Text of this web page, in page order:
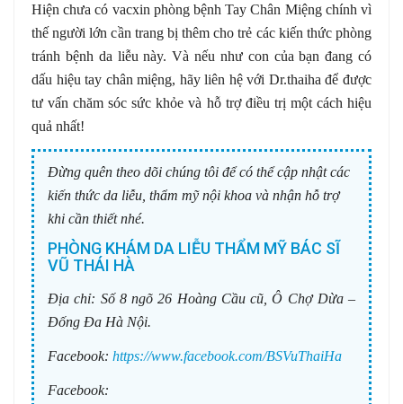
Hiện chưa có vacxin phòng bệnh Tay Chân Miệng chính vì
thế người lớn cần trang bị thêm cho trẻ các kiến thức phòng
tránh bệnh da liễu này. Và nếu như con của bạn đang có
dấu hiệu tay chân miệng, hãy liên hệ với Dr.thaiha để được
tư vấn chăm sóc sức khỏe và hỗ trợ điều trị một cách hiệu
quả nhất!
Đừng quên theo dõi chúng tôi để có thể cập nhật các
kiến thức da liễu, thẩm mỹ nội khoa và nhận hỗ trợ
khi cần thiết nhé.
PHÒNG KHÁM DA LIỄU THẨM MỸ BÁC SĨ
VŨ THÁI HÀ
Địa chỉ: Số 8 ngõ 26 Hoàng Cầu cũ, Ô Chợ Dừa –
Đống Đa Hà Nội.
Facebook: https://www.facebook.com/BSVuThaiHa
Facebook: